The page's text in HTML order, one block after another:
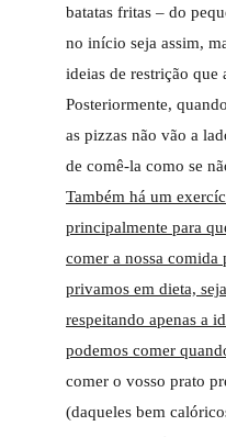
batatas fritas – do
no início seja assim,
ideias de restrição que
Posteriormente,
as pizzas não vão a
de comê-la como se
Também há um
principalmente para
comer a nossa comida
privamos em dieta,
respeitando apenas a
podemos comer
comer o vosso prato
(daqueles bem